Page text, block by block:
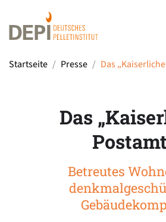
Startseite Presse Das
Das
Betreutes